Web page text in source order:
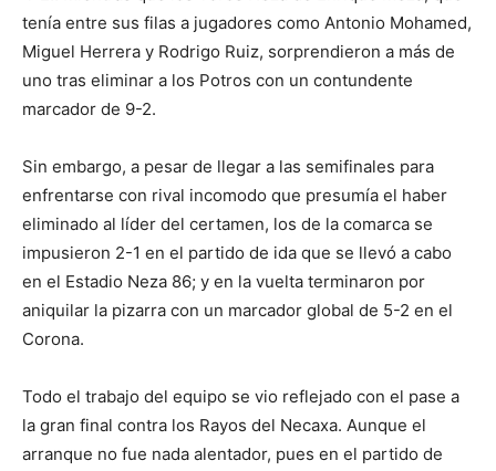
tenía entre sus filas a jugadores como Antonio Mohamed,
Miguel Herrera y Rodrigo Ruiz, sorprendieron a más de
uno tras eliminar a los Potros con un contundente
marcador de 9-2.
Sin embargo, a pesar de llegar a las semifinales para
enfrentarse con rival incomodo que presumía el haber
eliminado al líder del certamen, los de la comarca se
impusieron 2-1 en el partido de ida que se llevó a cabo
en el Estadio Neza 86; y en la vuelta terminaron por
aniquilar la pizarra con un marcador global de 5-2 en el
Corona.
Todo el trabajo del equipo se vio reflejado con el pase a
la gran final contra los Rayos del Necaxa. Aunque el
arranque no fue nada alentador, pues en el partido de